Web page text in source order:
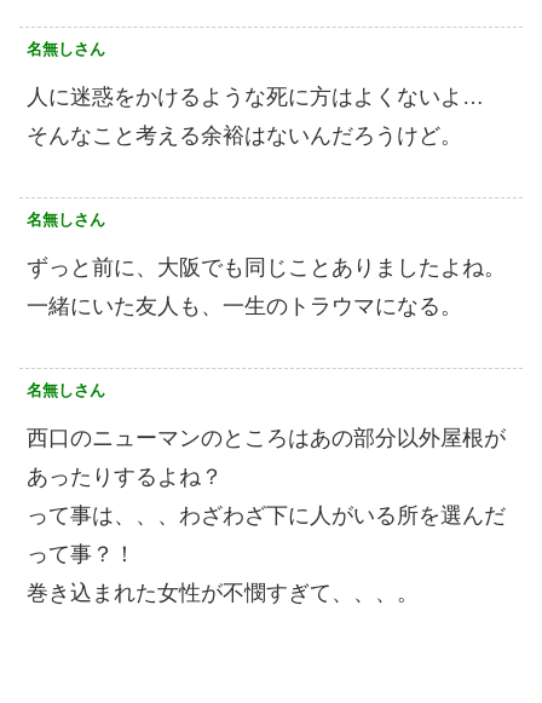
名無しさん
人に迷惑をかけるような死に方はよくないよ…
そんなこと考える余裕はないんだろうけど。
名無しさん
ずっと前に、大阪でも同じことありましたよね。
一緒にいた友人も、一生のトラウマになる。
名無しさん
西口のニューマンのところはあの部分以外屋根が
あったりするよね？
って事は、、、わざわざ下に人がいる所を選んだ
って事？！
巻き込まれた女性が不憫すぎて、、、。